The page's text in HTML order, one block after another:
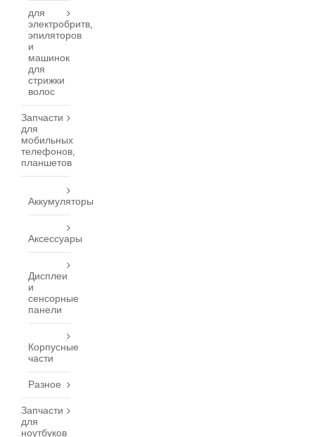
для
электробритв,
эпиляторов
и
машинок
для
стрижки
волос
Запчасти
для
мобильных
телефонов,
планшетов
Аккумуляторы
Аксессуары
Дисплеи
и
сенсорные
панели
Корпусные
части
Разное
Запчасти
для
ноутбуков